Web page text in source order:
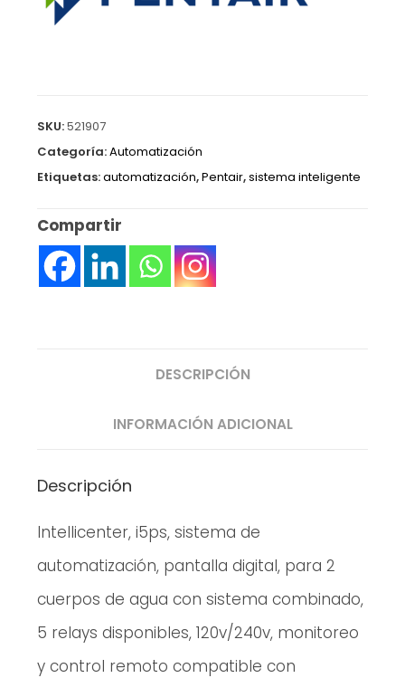
SKU:521907
Categoría:Automatización
Etiquetas:automatización,Pentair,sistema inteligente
Compartir
DESCRIPCIÓN
INFORMACIÓN ADICIONAL
Descripción
Intellicenter, i5ps, sistema de
automatización, pantalla digital, para 2
cuerpos de agua con sistema combinado,
5 relays disponibles, 120v/240v, monitoreo
y control remoto compatible con